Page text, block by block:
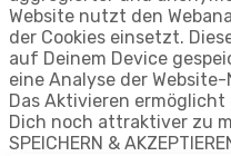
Website nutzt den
der Cookies einsetzt.
auf Deinem Device
eine Analyse der
Das Aktivieren
Dich noch attraktiver zu
SPEICHERN &